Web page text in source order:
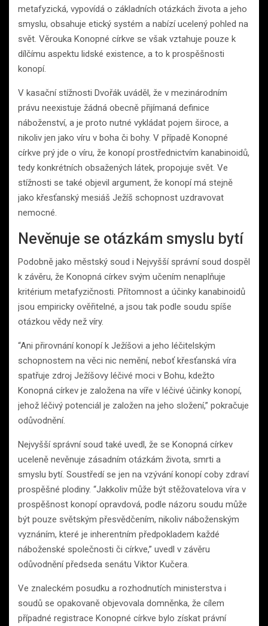
metafyzická, vypovídá o základních otázkách života a jeho
smyslu, obsahuje etický systém a nabízí ucelený pohled na
svět. Věrouka Konopné církve se však vztahuje pouze k
dílčímu aspektu lidské existence, a to k prospěšnosti
konopí.
V kasační stížnosti Dvořák uváděl, že v mezinárodním
právu neexistuje žádná obecně přijímaná definice
náboženství, a je proto nutné vykládat pojem široce, a
nikoliv jen jako víru v boha či bohy. V případě Konopné
církve prý jde o víru, že konopí prostřednictvím kanabinoidů,
tedy konkrétních obsažených látek, propojuje svět. Ve
stížnosti se také objevil argument, že konopí má stejně
jako křesťanský mesiáš Ježíš schopnost uzdravovat
nemocné.
Nevěnuje se otázkám smyslu bytí
Podobně jako městský soud i Nejvyšší správní soud dospěl
k závěru, že Konopná církev svým učením nenaplňuje
kritérium metafyzičnosti. Přítomnost a účinky kanabinoidů
jsou empiricky ověřitelné, a jsou tak podle soudu spíše
otázkou vědy než víry.
“Ani přirovnání konopí k Ježíšovi a jeho léčitelským
schopnostem na věci nic nemění, neboť křesťanská víra
spatřuje zdroj Ježíšovy léčivé moci v Bohu, kdežto
Konopná církev je založena na víře v léčivé účinky konopí,
jehož léčivý potenciál je založen na jeho složení,” pokračuje
odůvodnění.
Nejvyšší správní soud také uvedl, že se Konopná církev
uceleně nevěnuje zásadním otázkám života, smrti a
smyslu bytí. Soustředí se jen na vzývání konopí coby zdraví
prospěšné plodiny. “Jakkoliv může být stěžovatelova víra v
prospěšnost konopí opravdová, podle názoru soudu může
být pouze světským přesvědčením, nikoliv náboženským
vyznáním, které je inherentním předpokladem každé
náboženské společnosti či církve,” uvedl v závěru
odůvodnění předseda senátu Viktor Kučera.
Ve znaleckém posudku a rozhodnutích ministerstva i
soudů se opakovaně objevovala domněnka, že cílem
případné registrace Konopné církve bylo získat právní